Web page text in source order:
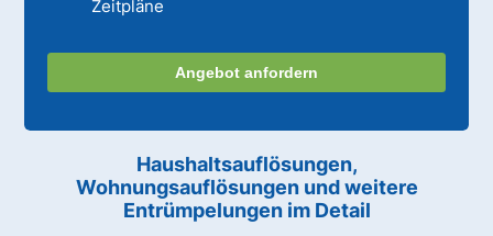
Zeitpläne
Angebot anfordern
Haushaltsauflösungen,
Wohnungsauflösungen und weitere
Entrümpelungen im Detail